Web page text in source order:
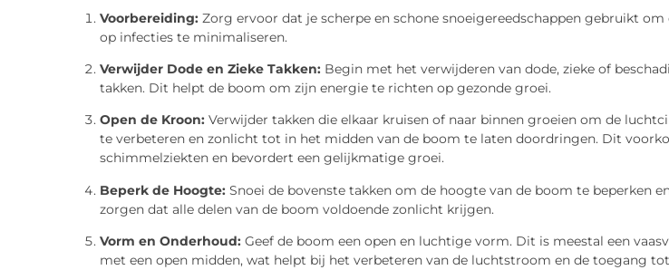
Voorbereiding:Zorg ervoor dat je scherpe en schone snoeigereedschappen gebruikt om
op infecties te minimaliseren.
Verwijder Dode en Zieke Takken:Begin met het verwijderen van dode, zieke of
takken. Dit helpt de boom om zijn energie te richten op gezonde groei.
Open de Kroon:Verwijder takken die elkaar kruisen of naar binnen groeien om de
te verbeteren en zonlicht tot in het midden van de boom te laten doordringen. Dit
schimmelziekten en bevordert een gelijkmatige groei.
Beperk de Hoogte:Snoei de bovenste takken om de hoogte van de boom te beperken
zorgen dat alle delen van de boom voldoende zonlicht krijgen.
Vorm en Onderhoud:Geef de boom een open en luchtige vorm. Dit is meestal een
met een open midden, wat helpt bij het verbeteren van de luchtstroom en de toegang